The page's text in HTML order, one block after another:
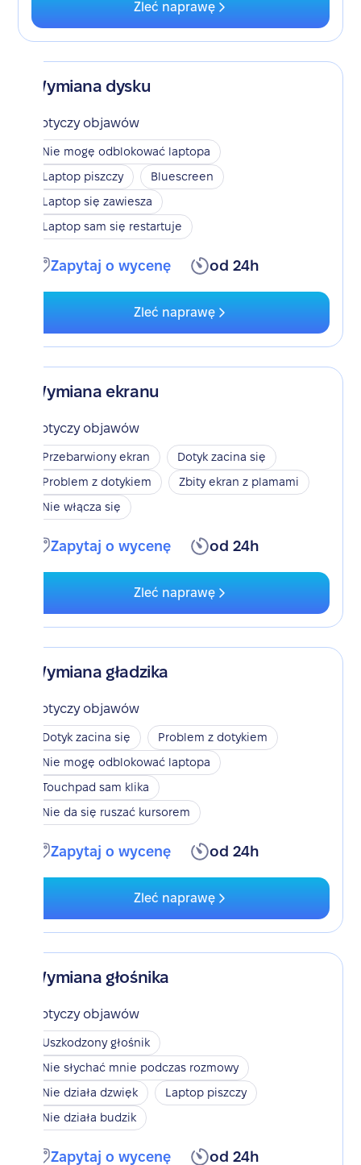
Zleć naprawę
Wymiana dysku
Dotyczy objawów
Nie mogę odblokować laptopa
Laptop piszczy
Bluescreen
Laptop się zawiesza
Laptop sam się restartuje
Zapytaj o wycenę od 24h
Zleć naprawę
Wymiana ekranu
Dotyczy objawów
Przebarwiony ekran
Dotyk zacina się
Problem z dotykiem
Zbity ekran z plamami
Nie włącza się
Zapytaj o wycenę od 24h
Zleć naprawę
Wymiana gładzika
Dotyczy objawów
Dotyk zacina się
Problem z dotykiem
Nie mogę odblokować laptopa
Touchpad sam klika
Nie da się ruszać kursorem
Zapytaj o wycenę od 24h
Zleć naprawę
Wymiana głośnika
Dotyczy objawów
Uszkodzony głośnik
Nie słychać mnie podczas rozmowy
Nie działa dzwięk
Laptop piszczy
Nie działa budzik
Zapytaj o wycenę od 24h